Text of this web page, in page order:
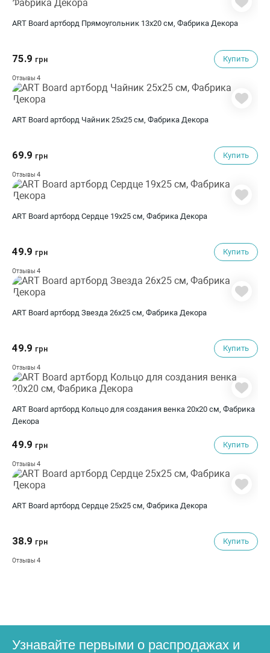
ART Board артборд Прямоугольник 13х20 см, Фабрика Декора
75.9 грн Купить
Отзывы 4
ART Board артборд Чайник 25х25 см, Фабрика Декора
69.9 грн Купить
Отзывы 4
ART Board артборд Сердце 19х25 см, Фабрика Декора
49.9 грн Купить
Отзывы 4
ART Board артборд Звезда 26х25 см, Фабрика Декора
49.9 грн Купить
Отзывы 4
ART Board артборд Кольцо для создания венка 20х20 см, Фабрика
Декора
49.9 грн Купить
Отзывы 4
ART Board артборд Сердце 25х25 см, Фабрика Декора
38.9 грн Купить
Отзывы 4
Узнавайте первыми о распродажах и